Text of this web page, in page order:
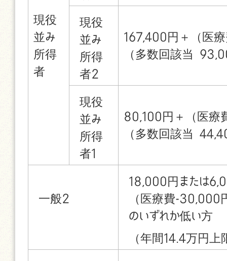
現役
並み
所得
者
現役
並み
所得
者2
167,400円＋（医
（多数回該当
現役
並み
所得
者1
80,100円＋（医療
（多数回該当
一般2
18,000円または
（医療費-30,000
のいずれか低い方
（年間14.4万円上